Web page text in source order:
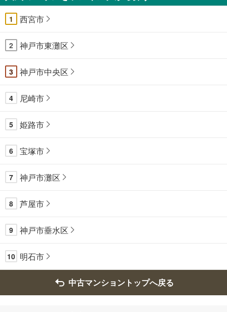
1 西宮市
2 神戸市東灘区
3 神戸市中央区
4 尼崎市
5 姫路市
6 宝塚市
7 神戸市灘区
8 芦屋市
9 神戸市垂水区
10 明石市
中古マンショントップへ戻る